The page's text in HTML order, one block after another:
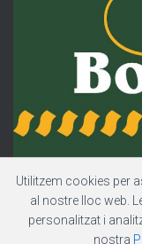
Utilitzem cookies per
al nostre lloc web.
personalitzat i
nostra